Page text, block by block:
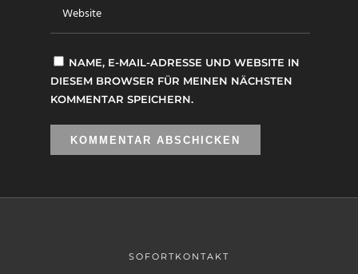
NAME, E-MAIL-ADRESSE UND WEBSITE IN
DIESEM BROWSER FÜR MEINEN NÄCHSTEN
KOMMENTAR SPEICHERN.
SOFORTKONTAKT